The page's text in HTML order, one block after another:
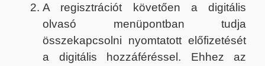
A regisztrációt követően a digitális
olvasó menüpontban tudja
összekapcsolni nyomtatott előfizetését
a digitális hozzáféréssel. Ehhez az